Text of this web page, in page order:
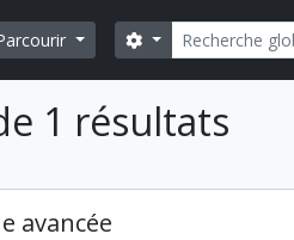
Rechercher
Search options
1 résultats
avancée